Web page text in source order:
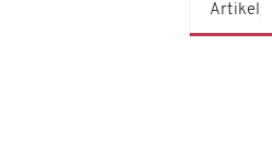
Artikel